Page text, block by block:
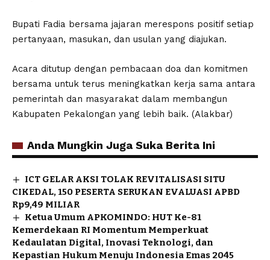
Bupati Fadia bersama jajaran merespons positif setiap
pertanyaan, masukan, dan usulan yang diajukan.
Acara ditutup dengan pembacaan doa dan komitmen
bersama untuk terus meningkatkan kerja sama antara
pemerintah dan masyarakat dalam membangun
Kabupaten Pekalongan yang lebih baik. (Alakbar)
Anda Mungkin Juga Suka Berita Ini
ICT GELAR AKSI TOLAK REVITALISASI SITU
CIKEDAL, 150 PESERTA SERUKAN EVALUASI APBD
Rp9,49 MILIAR
Ketua Umum APKOMINDO: HUT Ke-81
Kemerdekaan RI Momentum Memperkuat
Kedaulatan Digital, Inovasi Teknologi, dan
Kepastian Hukum Menuju Indonesia Emas 2045